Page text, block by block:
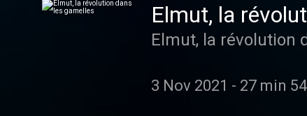
Elmut, la
Elmut, la révolution
3 Nov 2021 - 27 min